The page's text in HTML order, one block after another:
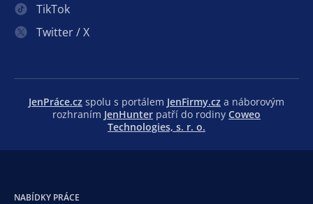
TikTok
Twitter / X
JenPráce.cz spolu s portálem JenFirmy.cz a náborovým
rozhraním JenHunter patří do rodiny Coweo
Technologies, s. r. o.
NABÍDKY PRÁCE